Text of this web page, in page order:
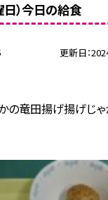
日）今日の給食
更新日
の竜田揚げ揚げじ